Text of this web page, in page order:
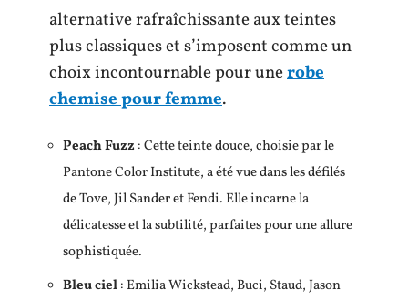
alternative rafraîchissante aux teintes
plus classiques et s’imposent comme un
choix incontournable pour unerobe
chemise pour femme.
Peach Fuzz : Cette teinte douce, choisie par le
Pantone Color Institute, a été vue dans les défilés
de Tove, Jil Sander et Fendi. Elle incarne la
délicatesse et la subtilité, parfaites pour une allure
sophistiquée.
Bleu ciel: Emilia Wickstead, Buci, Staud, Jason